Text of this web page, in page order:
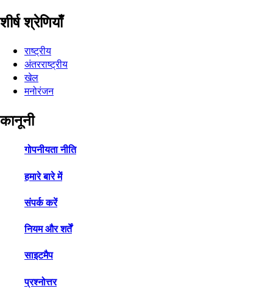
शीर्ष श्रेणियाँ
राष्ट्रीय
अंतरराष्ट्रीय
खेल
मनोरंजन
कानूनी
गोपनीयता नीति
हमारे बारे में
संपर्क करें
नियम और शर्तें
साइटमैप
प्रश्नोत्तर